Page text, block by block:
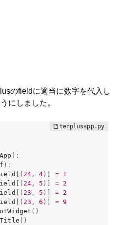
のfieldに適当に数字を代入し
にしました。
App ) :
) :
( 24 , 4 ) =
1
( 24 , 5 ) =
2
( 23 , 5 ) =
2
( 23 , 6 ) = 9
( )
( )